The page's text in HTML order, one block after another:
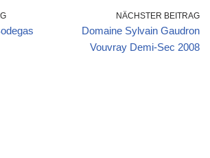
NÄCHSTER BEITRAG
Domaine Sylvain Gaudron
Vouvray Demi-Sec 2008